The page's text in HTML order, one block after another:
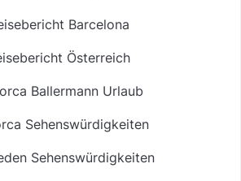
Barcelona
Österreich
Ballermann Urlaub
Sehenswürdigkeiten
Sehenswürdigkeiten